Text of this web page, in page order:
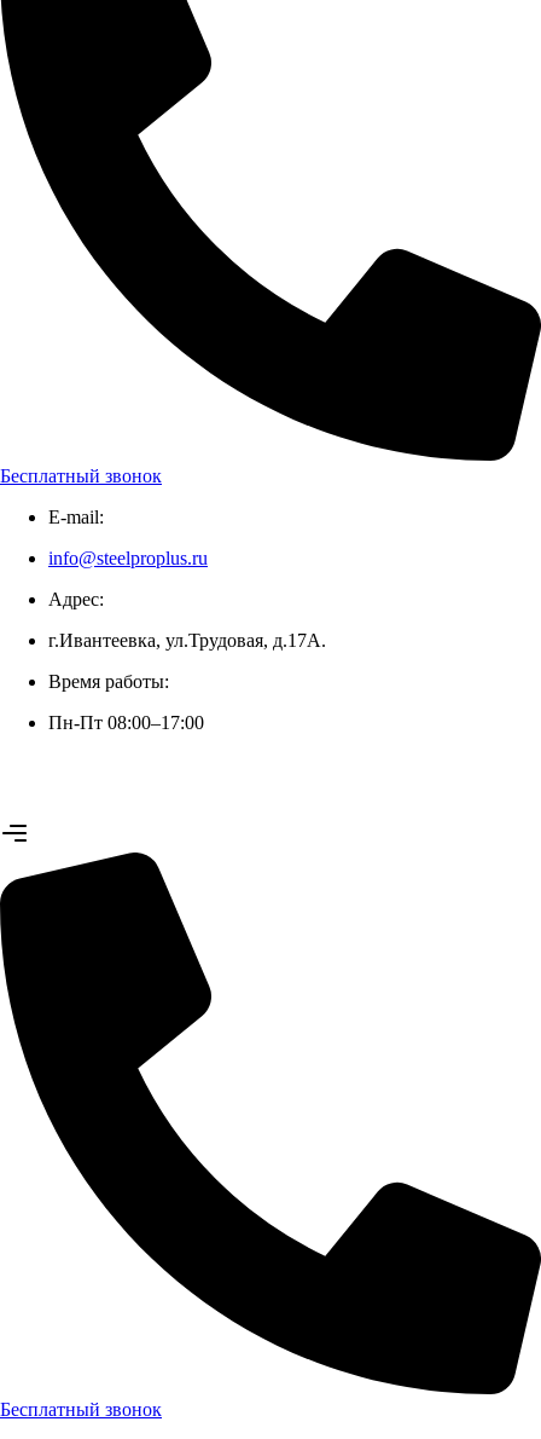
Бесплатный звонок
E-mail:
info@steelproplus.ru
Адрес:
г.Ивантеевка, ул.Трудовая, д.17А.
Время работы:
Пн-Пт 08:00–17:00
Бесплатный звонок